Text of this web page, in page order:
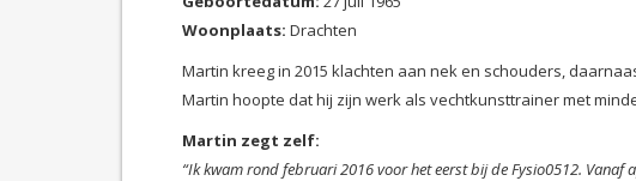
Woonplaats: Drachten
Martin kreeg in 2015 klachten aan nek en schouders,
Martin hoopte dat hij zijn werk als vechtkunsttrainer met
Martin zegt zelf:
“Ik kwam rond februari 2016 voor het eerst bij de Fysio0512. Vanaf